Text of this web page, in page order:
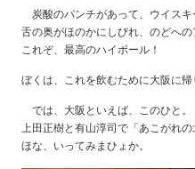
炭酸のパンチがあって、ウイスキ
舌の奥がほのかにしびれ、のどへの
これぞ、最高のハイボール！
ぼくは、これを飲むために大阪に帰
では、大阪といえば、このひと。
上田正樹と有山淳司で「あこがれの
ほな、いってみまひょか。